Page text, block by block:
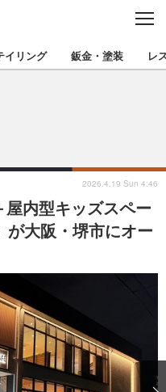
C
S
E
ショップを地域から探す
北陸
関西
愛車 File
イリング 鈑金・塗装 レ
屋内型キッズスペー
が大阪・堺市にオー
2026.4.19 Sun 4:46